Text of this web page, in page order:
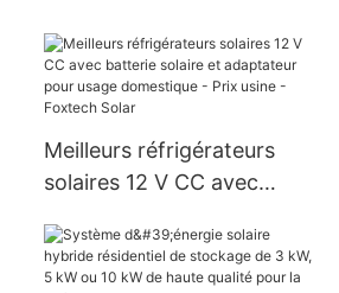
Meilleurs réfrigérateurs
solaires 12 V CC avec
adaptateur pour usage
domestique - Prix usine -